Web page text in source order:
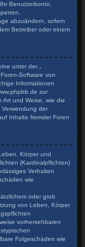
Benutzerkonto,
abzuändern, sofern
Betreiber oder einem
unter der „
Software von
Informationen
zur
und Weise, wie die
der
Inhalte fremder Foren
Körper und
(Kardinalpflichten)
Verhalten
wie
oder grob
von Leben, Körper
vorhersehbaren
Folgeschäden wie